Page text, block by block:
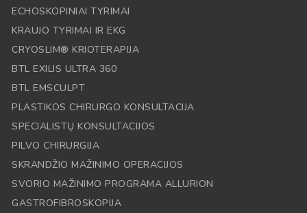
ECHOSKOPINIAI TYRIMAI
KRAUJO TYRIMAI IR EKG
CRYOSLIM® KRIOTERAPIJA
BTL EXILIS ULTRA 360
BTL EMSCULPT
PLASTIKOS CHIRURGO KONSULTACIJA
SPECIALISTŲ KONSULTACIJOS
PILVO CHIRURGIJA
SKRANDŽIO MAŽINIMO OPERACIJOS
SVORIO MAŽINIMO PROGRAMA ALLURION
GASTROFIBROSKOPIJA